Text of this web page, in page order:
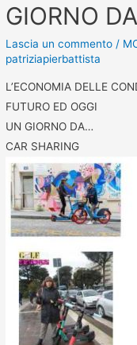
GIORNO
Lascia un commento /
patriziapierbattista
L’ECONOMIA DELLE
FUTURO ED OGGI
UN GIORNO DA…
CAR SHARING